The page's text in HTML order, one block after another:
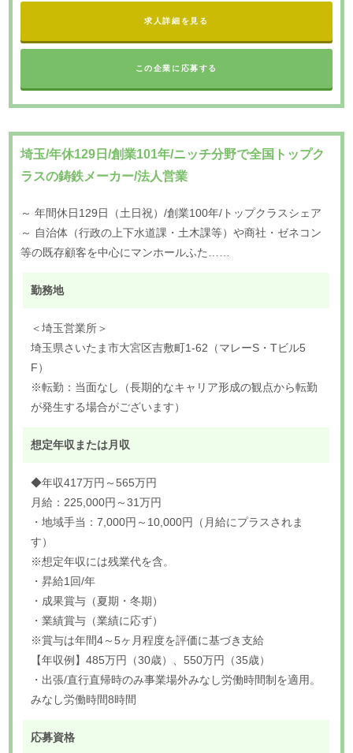
求人詳細を見る
この企業に応募する
埼玉/年休129日/創業101年/ニッチ分野で全国トップク
ラスの鋳鉄メーカー/法人営業
～ 年間休日129日（土日祝）/創業100年/トップクラスシェア
～ 自治体（行政の上下水道課・土木課等）や商社・ゼネコン
等の既存顧客を中心にマンホールふた……
勤務地
＜埼玉営業所＞
埼玉県さいたま市大宮区吉敷町1-62（マレーS・Tビル5
F）
※転勤：当面なし（長期的なキャリア形成の観点から転勤
が発生する場合がございます）
想定年収または月収
◆年収417万円～565万円
月給：225,000円～31万円
・地域手当：7,000円～10,000円（月給にプラスされま
す）
※想定年収には残業代を含。
・昇給1回/年
・成果賞与（夏期・冬期）
・業績賞与（業績に応ず）
※賞与は年間4～5ヶ月程度を評価に基づき支給
【年収例】485万円（30歳）、550万円（35歳）
・出張/直行直帰時のみ事業場外みなし労働時間制を適用。
みなし労働時間8時間
応募資格